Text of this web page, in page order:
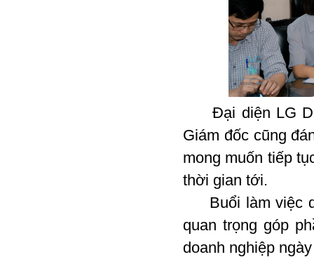
Đại diện LG
Giám đốc cũng
mong muốn tiếp
thời gian tới.
Buổi làm việc
quan trọng góp
doanh nghiệp